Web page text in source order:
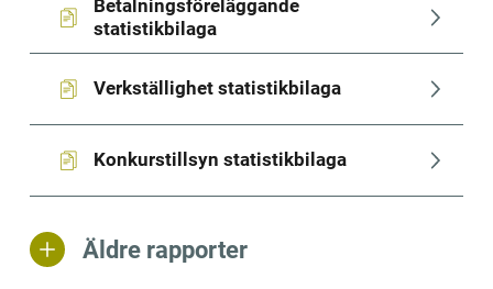
Betalningsföreläggande
statistikbilaga
xlsx, 182 kB.
Verkställighet statistikbilaga
xlsx, 256 kB.
Konkurstillsyn statistikbilaga
xlsx, 77 kB.
Äldre rapporter